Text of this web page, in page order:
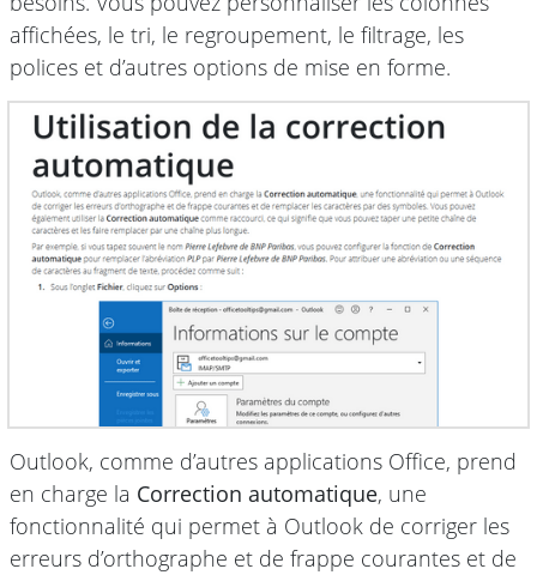
affichées, le tri, le regroupement, le filtrage, les
polices et d’autres options de mise en forme.
Outlook, comme d’autres applications Office, prend
en charge la Correction automatique, une
fonctionnalité qui permet à Outlook de corriger les
erreurs d’orthographe et de frappe courantes et de